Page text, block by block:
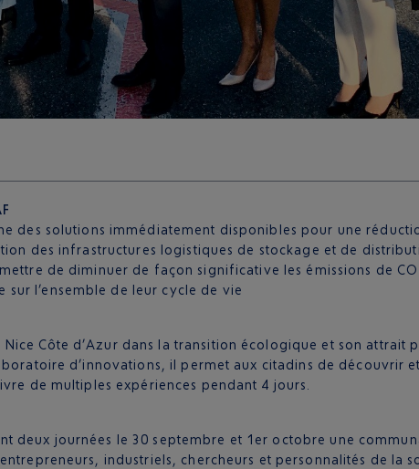
des solutions immédiatement disponibles pour une
des infrastructures logistiques de stockage et de
de diminuer de façon significative les émissions de
sur l’ensemble de leur cycle de vie
Côte d’Azur dans la transition écologique et son attrait
d’innovations, il permet aux citadins de découvrir
de multiples expériences pendant 4 jours.
deux journées le 30 septembre et 1er octobre une
industriels, chercheurs et personnalités de la